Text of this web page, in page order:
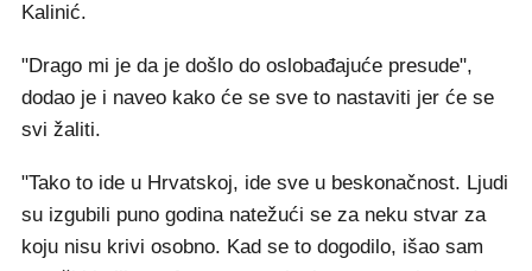
Kalinić.
"Drago mi je da je došlo do oslobađajuće presude",
dodao je i naveo kako će se sve to nastaviti jer će se
svi žaliti.
"Tako to ide u Hrvatskoj, ide sve u beskonačnost. Ljudi
su izgubili puno godina natežući se za neku stvar za
koju nisu krivi osobno. Kad se to dogodilo, išao sam